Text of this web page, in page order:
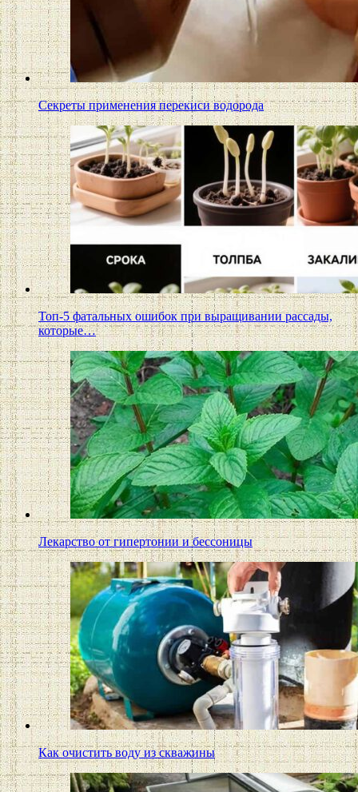
Секреты применения перекиси водорода
Топ-5 фатальных ошибок при выращивании рассады,
которые…
Лекарство от гипертонии и бессоницы
Как очистить воду из скважины